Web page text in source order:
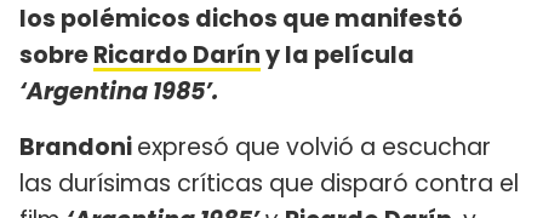
los polémicos dichos que manifestó
sobreRicardo Daríny la película
‘Argentina 1985’.
Brandoniexpresó que volvió a escuchar
las durísimas críticas que disparó contra el